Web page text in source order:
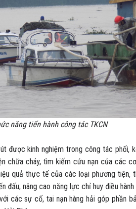
năng tiến hành công tác TKCN
kinh nghiệm trong công tác phối,
chữa cháy, tìm kiếm cứu nạn của các
quả thực tế của các loại phương
đấu; nâng cao năng lực chỉ huy điều
các sự cố, tai nạn hàng hải góp phần